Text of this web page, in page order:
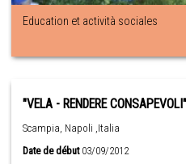
Education et actività sociales
"VELA - RENDERE CONSAPEVOLI"
Scampia, Napoli ,Italia
Date de début03/09/2012